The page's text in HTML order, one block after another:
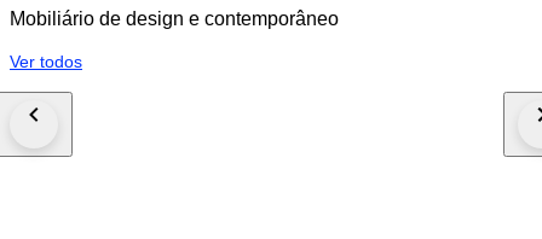
Mobiliário de design e contemporâneo
Ver todos